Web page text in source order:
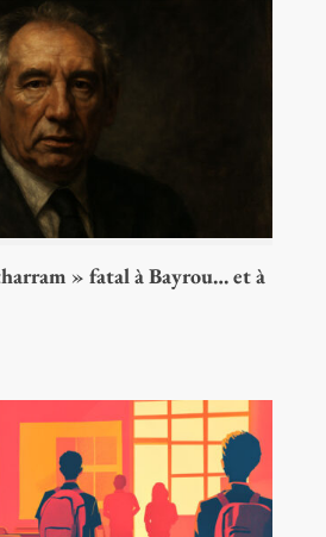
» fatal à Bayrou… et à